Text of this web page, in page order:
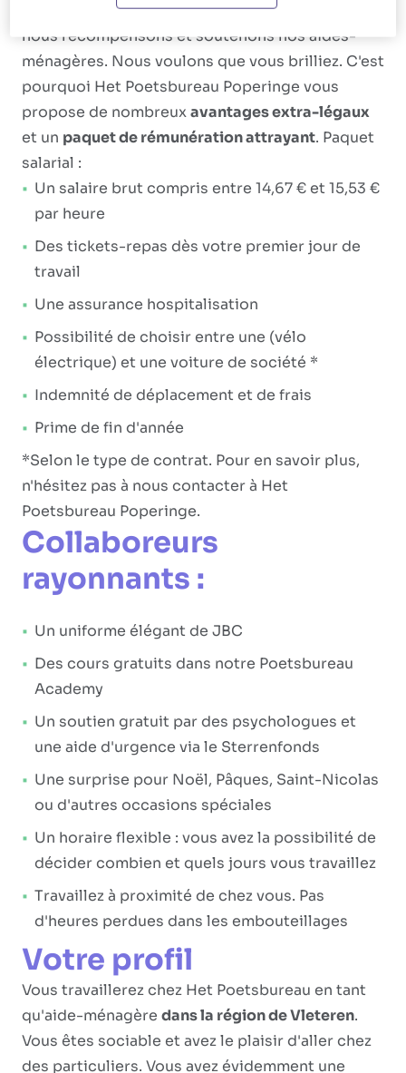
et rayonnants. Cela se traduit par la façon dont
nous récompensons et soutenons nos aides-
ménagères. Nous voulons que vous brilliez. C'est
pourquoi Het Poetsbureau Poperinge vous
propose de nombreuxavantages extra-légaux
et un paquet de rémunération attrayant. Paquet
salarial :
Un salaire brut compris entre 14,67 € et 15,53 €
par heure
Des tickets-repas dès votre premier jour de
travail
Une assurance hospitalisation
Possibilité de choisir entre une (vélo
électrique) et une voiture de société *
Indemnité de déplacement et de frais
Prime de fin d'année
*Selon le type de contrat. Pour en savoir plus,
n'hésitez pas à nous contacter à Het
Poetsbureau Poperinge.
Collaboreurs
rayonnants :
Un uniforme élégant de JBC
Des cours gratuits dans notre Poetsbureau
Academy
Un soutien gratuit par des psychologues et
une aide d'urgence via le Sterrenfonds
Une surprise pour Noël, Pâques, Saint-Nicolas
ou d'autres occasions spéciales
Un horaire flexible : vous avez la possibilité de
décider combien et quels jours vous travaillez
Travaillez à proximité de chez vous. Pas
d'heures perdues dans les embouteillages
Votre profil
Vous travaillerez chez Het Poetsbureau en tant
qu'aide-ménagère dans la région de Vleteren.
Vous êtes sociable et avez le plaisir d'aller chez
des particuliers. Vous avez évidemment une